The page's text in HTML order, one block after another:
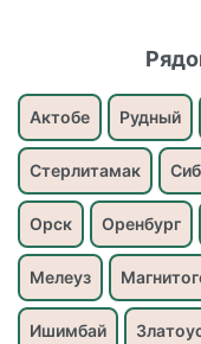
Актобе Рудный
Стерлитамак
Орск Оренбург
Мелеуз
Ишимбай